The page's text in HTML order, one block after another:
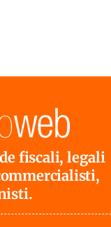
fiscali, legali